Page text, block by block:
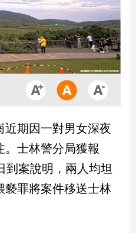
近期因一對男女深夜
。士林警分局獲報
到案說明，兩人均坦
褻罪將案件移送士林